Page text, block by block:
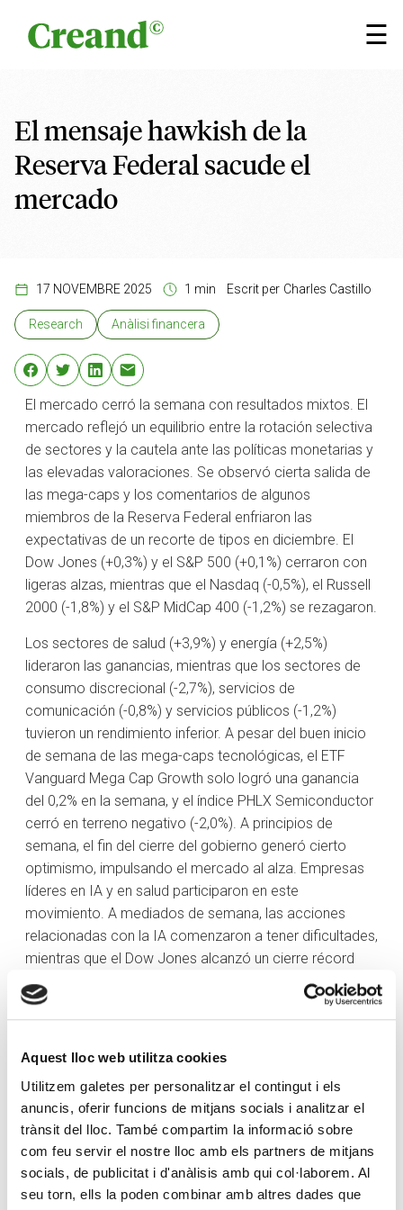
Aquest lloc web utilitza cookies
Utilitzem galetes per personalitzar el contingut i els
anuncis, oferir funcions de mitjans socials i analitzar el
trànsit del lloc. També compartim la informació sobre
com feu servir el nostre lloc amb els partners de mitjans
socials, de publicitat i d'anàlisis amb qui col·laborem. Al
seu torn, ells la poden combinar amb altres dades que
☰
×
El mensaje hawkish de la
Reserva Federal sacude el
mercado
17 NOVEMBRE 2025 1 min Escrit per Charles Castillo
Research Anàlisi financera
El mercado cerró la semana con resultados mixtos. El
mercado reflejó un equilibrio entre la rotación selectiva
de sectores y la cautela ante las políticas monetarias y
las elevadas valoraciones. Se observó cierta salida de
las mega-caps y los comentarios de algunos
miembros de la Reserva Federal enfriaron las
expectativas de un recorte de tipos en diciembre. El
Dow Jones (+0,3%) y el S&P 500 (+0,1%) cerraron con
ligeras alzas, mientras que el Nasdaq (-0,5%), el Russell
2000 (-1,8%) y el S&P MidCap 400 (-1,2%) se rezagaron.
Los sectores de salud (+3,9%) y energía (+2,5%)
lideraron las ganancias, mientras que los sectores de
consumo discrecional (-2,7%), servicios de
comunicación (-0,8%) y servicios públicos (-1,2%)
tuvieron un rendimiento inferior. A pesar del buen inicio
de semana de las mega-caps tecnológicas, el ETF
Vanguard Mega Cap Growth solo logró una ganancia
del 0,2% en la semana, y el índice PHLX Semiconductor
cerró en terreno negativo (-2,0%). A principios de
semana, el fin del cierre del gobierno generó cierto
optimismo, impulsando el mercado al alza. Empresas
líderes en IA y en salud participaron en este
movimiento. A mediados de semana, las acciones
relacionadas con la IA comenzaron a tener dificultades,
mientras que el Dow Jones alcanzó un cierre récord
por encima de los 48.000 puntos, impulsado por los
sectores financiero (+0,1%) e industrial (-0,9%). El índice
S&P 500 ponderado por igual destacó la rotación más
allá del crecimiento de las mega-caps, reflejando una
participación más amplia.
Más adelante en la semana, los comentarioshawkish
de la Reserva Federal redujeron las probabilidades de
un recorte de tipos en diciembre a casi el 50%,
presionando a la baja las acciones de crecimiento y las
de alta volatilidad. El viernes se produjo un repunte